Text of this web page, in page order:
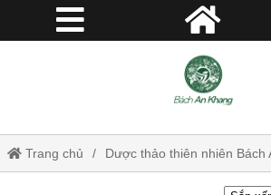
Trang chủ Dược thảo thiên nhiên Bách